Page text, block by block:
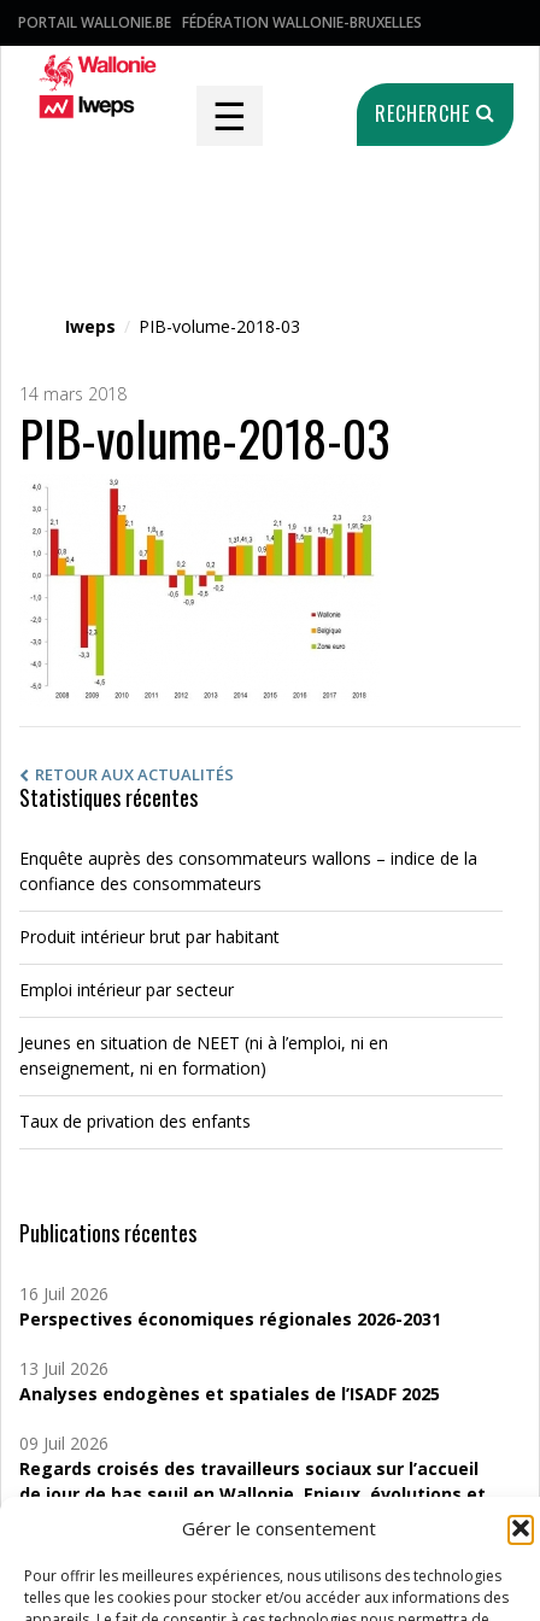
Gérer le consentement
Pour offrir les meilleures expériences, nous utilisons des technologies
telles que les cookies pour stocker et/ou accéder aux informations des
PORTAIL WALLONIE.BE FÉDÉRATION WALLONIE-BRUXELLES
☰ RECHERCHE
Iweps / PIB-volume-2018-03
14 mars 2018
PIB-volume-2018-03
RETOUR AUX ACTUALITÉS
Statistiques récentes
Enquête auprès des consommateurs wallons – indice de la
confiance des consommateurs
Produit intérieur brut par habitant
Emploi intérieur par secteur
Jeunes en situation de NEET (ni à l’emploi, ni en
enseignement, ni en formation)
Taux de privation des enfants
Publications récentes
16 Juil 2026
Perspectives économiques régionales 2026-2031
13 Juil 2026
Analyses endogènes et spatiales de l’ISADF 2025
09 Juil 2026
Regards croisés des travailleurs sociaux sur l’accueil
de jour de bas seuil en Wallonie. Enjeux, évolutions et
06 Juil 2026
Étude d’évaluabilité des Structures